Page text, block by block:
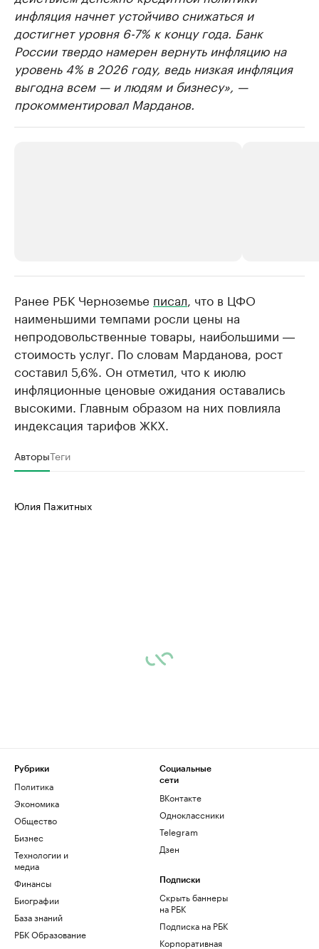
инфляция начнет устойчиво снижаться и
достигнет уровня 6-7% к концу года. Банк
России твердо намерен вернуть инфляцию на
уровень 4% в 2026 году, ведь низкая инфляция
выгодна всем — и людям и бизнесу», —
прокомментировал Марданов.
Делитесь новостями бизнеса на РБК
Управляйте страницей компании и развивайте личные
бренды спикеров бизнеса
продавцы
Ознакомьтесь с
Ранее РБК Черноземье писал, что в ЦФО
наименьшими темпами росли цены на
непродовольственные товары, наибольшими ―
стоимость услуг. По словам Марданова, рост
составил 5,6%. Он отметил, что к июлю
инфляционные ценовые ожидания оставались
высокими. Главным образом на них повлияла
индексация тарифов ЖКХ.
АвторыТеги
Юлия Пажитных
Рубрики
Политика
Экономика
Общество
Бизнес
Технологии и
медиа
Финансы
Биографии
База знаний
РБК Образование
Социальные
сети
ВКонтакте
Одноклассники
Telegram
Дзен
Подписки
Скрыть баннеры
на РБК
Подписка на РБК
Корпоративная